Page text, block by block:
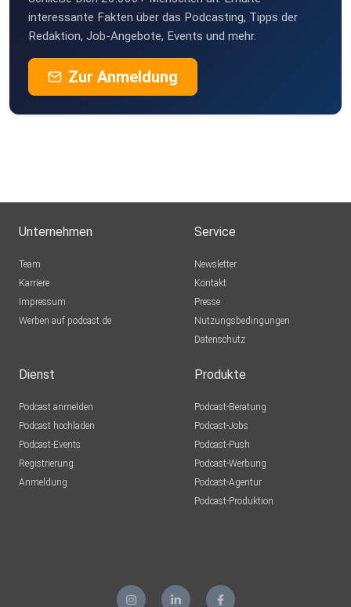
interessante Fakten über das Podcasting, Tipps der
Redaktion, Job-Angebote, Events und mehr.
Zur Anmeldung
Unternehmen
Team
Karriere
Impressum
Werben auf podcast.de
Service
Newsletter
Kontakt
Presse
Nutzungsbedingungen
Datenschutz
Dienst
Podcast anmelden
Podcast hochladen
Podcast-Events
Registrierung
Anmeldung
Produkte
Podcast-Beratung
Podcast-Jobs
Podcast-Push
Podcast-Werbung
Podcast-Agentur
Podcast-Produktion